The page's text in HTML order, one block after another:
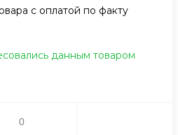
с оплатой по факту
данным товаром